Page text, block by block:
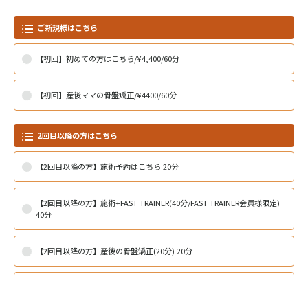
ご新規様はこちら
【初回】初めての方はこちら/¥4,400/60分
【初回】産後ママの骨盤矯正/¥4400/60分
2回目以降の方はこちら
【2回目以降の方】施術予約はこちら 20分
【2回目以降の方】施術+FAST TRAINER(40分/FAST TRAINER会員様限定)
40分
【2回目以降の方】産後の骨盤矯正(20分) 20分